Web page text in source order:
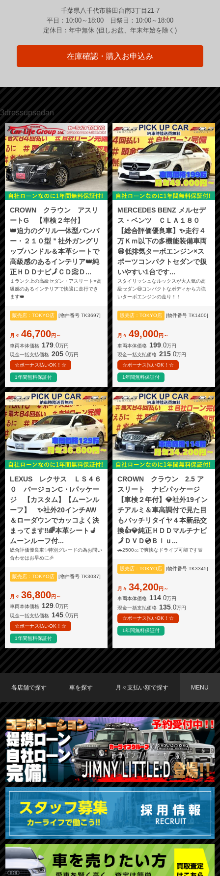
千葉県八千代市勝田台南3丁目21-7
平日：10:00～18:00 日祭日：10:00～18:00
定休日：年中無休 (但しお盆、年末年始を除く)
在庫確認・購入お申込み
3dressupsedan
CROWN クラウン アスリ
ートG 【車検２年付】
👑迫力のグリル一体型バンパ
ー・２１０型＂社外ガングリ
ップハンドル＆本革シートで
高級感のあるインテリア👑純
正ＨＤＤナビ🗾ＣＤ📀Ｄ...
１ランク上の高級セダン・アスリート⭐高
級感のあるインテリアで快適に走行でき
ます👑
販売店：TOKYO店 [物件番号 TK3697]
月々 46,700円～
車両本体価格 179 .0万円
現金一括支払価格 205.0万円
☆ボーナス払いOK！☆
1年間無料保証付
MERCEDES BENZ メルセデ
ス・ベンツ ＣＬＡ１８０
【総合評価優良車】✨走行４
万Ｋｍ以下の多機能装備車両
😆低排気ターボエンジン×ス
ポーツコンパクトセダンで扱
いやすい1台です...
スタイリッシュなルックスが大人気の高
級セダン😆コンパクトなボディから力強
いターボエンジンの走り！！
販売店：TOKYO店 [物件番号 TK1400]
月々 49,000円～
車両本体価格 199 .0万円
現金一括支払価格 215.0万円
☆ボーナス払いOK！☆
1年間無料保証付
LEXUS レクサス ＬＳ４６
０ バージョンC・Iパッケー
ジ 【カスタム】【ムーンル
ーフ】 ✨社外20インチAW
＆ローダウンでカッコよく決
まってます‼️🌈本革シート💺
ムーンルーフ付...
総合評価優良車✨特別グレードの為お問い
合わせはお早めに🎉
販売店：TOKYO店 [物件番号 TK3037]
月々 36,800円～
車両本体価格 129.0万円
現金一括支払価格 145 .0万円
☆ボーナス払いOK！☆
1年間無料保証付
CROWN クラウン 2.5 ア
スリート ナビパッケージ
【車検２年付】💎社外19イン
チアルミ＆車高調付で見た目
もバッチリタイヤ４本新品交
換👍💎純正ＨＤＤマルチナビ
🗾ＤＶＤ💿Ｂｌｕ...
🚗2500㏄で爽快なドライブ可能です🚨
販売店：TOKYO店 [物件番号 TK3345]
月々 34,200円～
車両本体価格 114.0万円
現金一括支払価格 135 .0万円
☆ボーナス払いOK！☆
1年間無料保証付
各店舗で探す
TOKYO店在庫車両
大阪店在庫車両
福岡店在庫車両
車を探す
車種で探す
メーカーで探す
月々支払い額で探す
〜19,999円
20,000円〜29,999円
30,000円〜39,999円
40,000円〜49,999円
50,000円〜
MENU